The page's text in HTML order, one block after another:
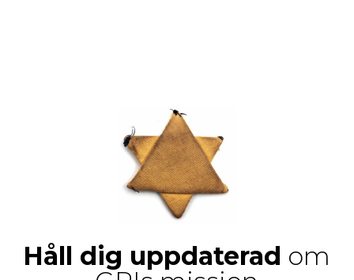
Håll dig uppdaterad om